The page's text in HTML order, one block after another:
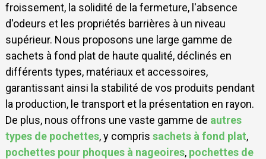
froissement, la solidité de la fermeture, l'absence
d'odeurs et les propriétés barrières à un niveau
supérieur. Nous proposons une large gamme de
sachets à fond plat de haute qualité, déclinés en
différents types, matériaux et accessoires,
garantissant ainsi la stabilité de vos produits pendant
la production, le transport et la présentation en rayon.
De plus, nous offrons une vaste gamme de autres
types de pochettes, y compris sachets à fond plat,
pochettes pour phoques à nageoires, pochettes de